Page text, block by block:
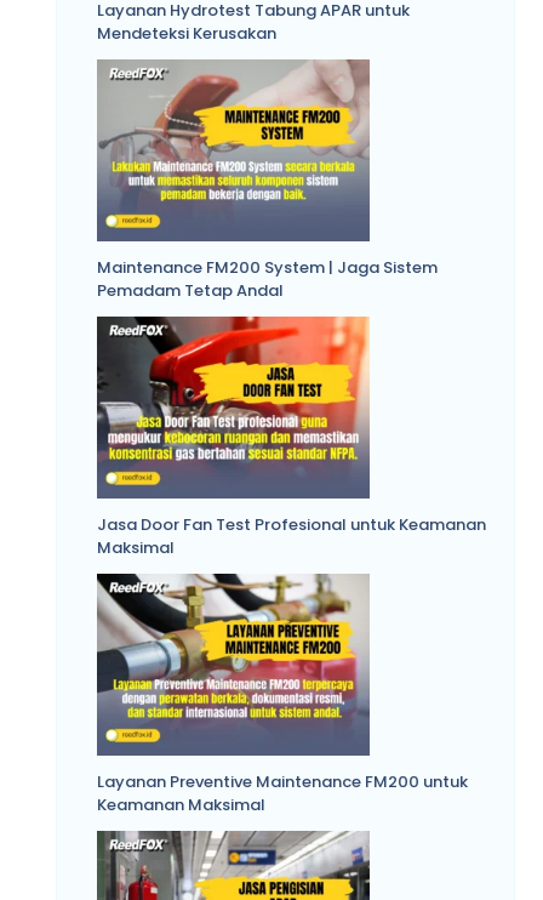
Layanan Hydrotest Tabung APAR untuk
Mendeteksi Kerusakan
Maintenance FM200 System | Jaga Sistem
Pemadam Tetap Andal
Jasa Door Fan Test Profesional untuk Keamanan
Maksimal
Layanan Preventive Maintenance FM200 untuk
Keamanan Maksimal